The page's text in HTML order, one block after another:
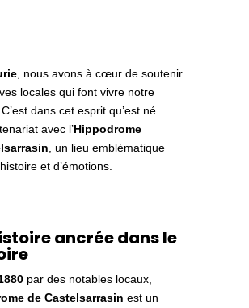
, nous avons à cœur de soutenir
locales qui font vivre notre
dans cet esprit qu’est né
avec l’Hippodrome
, un lieu emblématique
et d’émotions.
ancrée dans le
par des notables locaux,
de Castelsarrasin est un